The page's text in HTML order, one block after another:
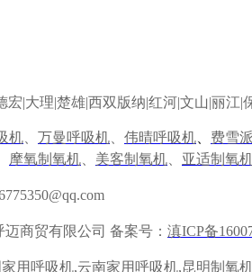
宏|大理|楚雄|西双版纳|红河|文山|丽江|
机 万曼呼吸机 伟晴呼吸机
费雪
摩氧制氧机 美客制氧机 亚适制氧
迈商贸有限公司 备案号： 滇ICP备
家用呼吸机,云南家用呼吸机,昆明制氧